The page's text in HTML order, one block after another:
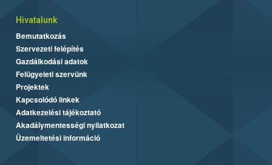
Hivatalunk
Bemutatkozás
Szervezeti felépítés
Gazdálkodási adatok
Felügyeleti szervünk
Projektek
Kapcsolódó linkek
Adatkezelési tájékoztató
Akadálymentességi nyilatkozat
Üzemeltetési információ